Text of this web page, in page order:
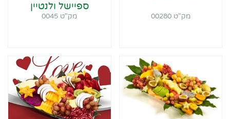
מק"ט 00280
ספיישל ולנטיין
מק"ט 0045